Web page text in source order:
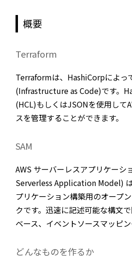
概要
Terraform
Terraformは、HashiCorpによっ
(Infrastructure as Code)です。
(HCL)もしくはJSONを使用して
スを管理することができます。
SAM
AWS サーバーレスアプリケーシ
Serverless Application Model)
プリケーション構築用のオープ
クです。迅速に記述可能な構文
ベース、イベントソースマッピン
どんなものを作るか